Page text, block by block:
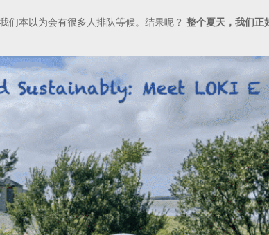
们本以为会有很多人排队等候。结果呢？整个夏天，我们正